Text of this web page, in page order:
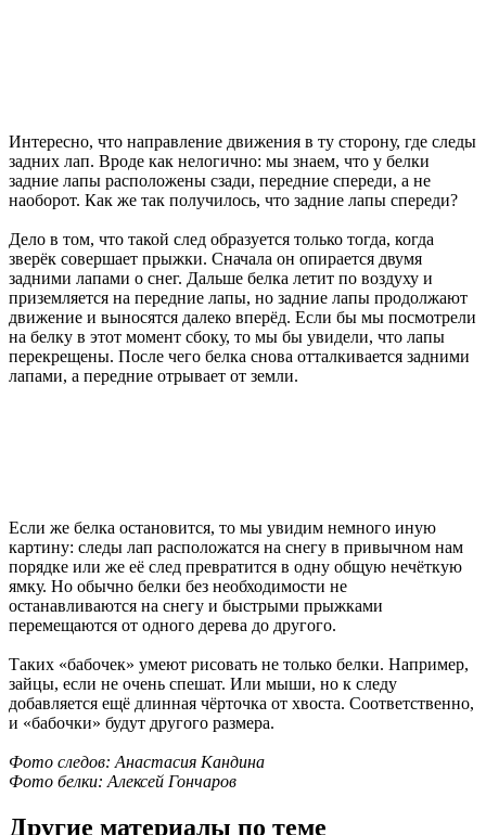
Интересно, что направление движения в ту сторону, где следы
задних лап. Вроде как нелогично: мы знаем, что у белки
задние лапы расположены сзади, передние спереди, а не
наоборот. Как же так получилось, что задние лапы спереди?
Дело в том, что такой след образуется только тогда, когда
зверёк совершает прыжки. Сначала он опирается двумя
задними лапами о снег. Дальше белка летит по воздуху и
приземляется на передние лапы, но задние лапы продолжают
движение и выносятся далеко вперёд. Если бы мы посмотрели
на белку в этот момент сбоку, то мы бы увидели, что лапы
перекрещены. После чего белка снова отталкивается задними
лапами, а передние отрывает от земли.
Если же белка остановится, то мы увидим немного иную
картину: следы лап расположатся на снегу в привычном нам
порядке или же её след превратится в одну общую нечёткую
ямку. Но обычно белки без необходимости не
останавливаются на снегу и быстрыми прыжками
перемещаются от одного дерева до другого.
Таких «бабочек» умеют рисовать не только белки. Например,
зайцы, если не очень спешат. Или мыши, но к следу
добавляется ещё длинная чёрточка от хвоста. Соответственно,
и «бабочки» будут другого размера.
Фото следов: Анастасия Кандина
Фото белки: Алексей Гончаров
Другие материалы по теме